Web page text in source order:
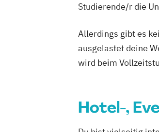
Studierende/r die
Allerdings gibt es
ausgelastet deine
wird beim
Hotel-,